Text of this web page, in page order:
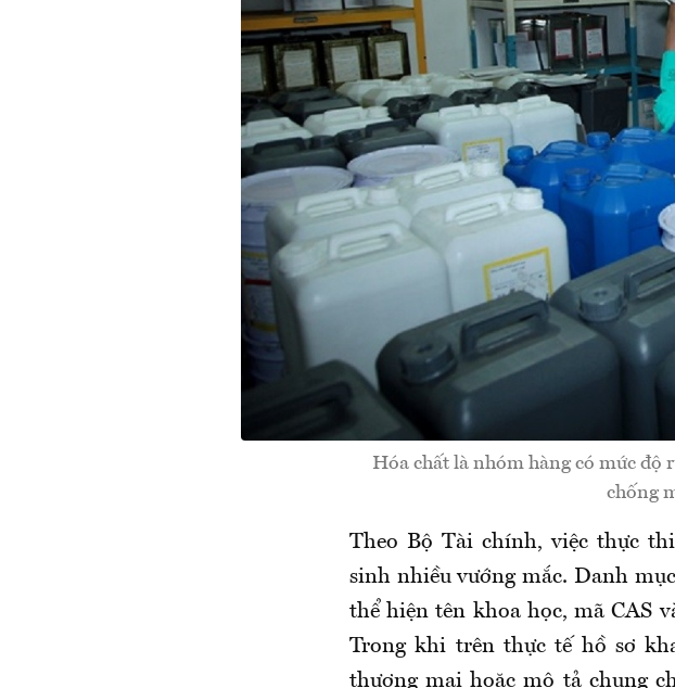
Hóa chất là nhóm hàng có mức độ
chống
Theo Bộ Tài chính, việc thực
sinh nhiều vướng mắc. Danh
thể hiện tên khoa học, mã CAS
Trong khi trên thực tế hồ sơ
thương mại hoặc mô tả chung